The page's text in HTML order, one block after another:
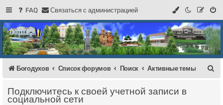
FAQ Связаться с администрацией
Регистрация
Форум Богодухова
Богодухов
Богодухов Список форумов Поиск Активные темы
Подключитесь к своей учетной записи в
социальной сети